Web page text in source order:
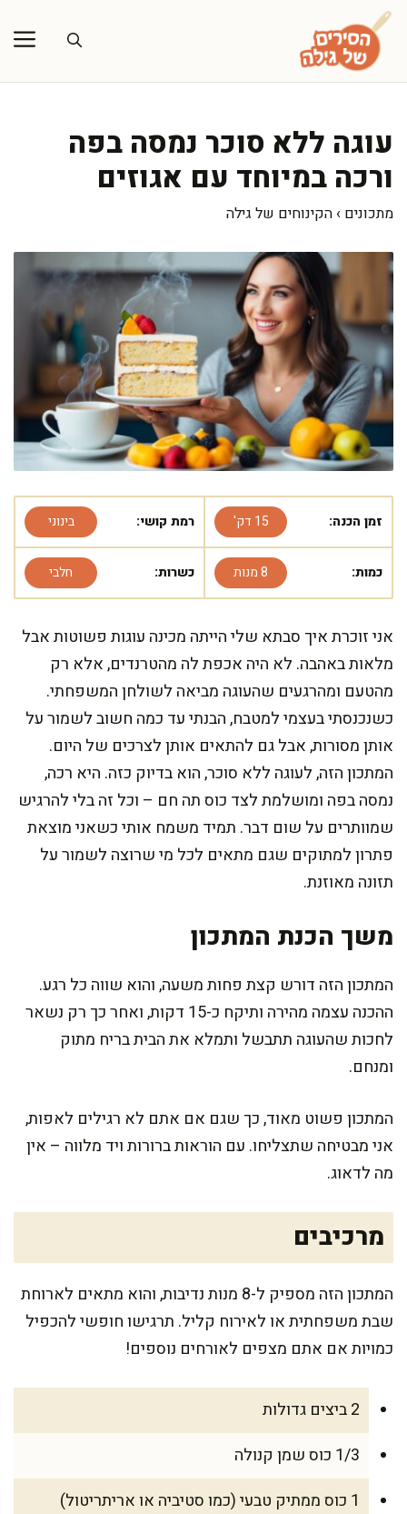
לדלג
לתוכן
עוגה ללא סוכר נמסה בפה
ורכה במיוחד עם אגוזים
מתכונים › הקינוחים של גילה
זמן הכנה: 15 דק' רמת קושי: בינוני
כמות: 8 מנות כשרות: חלבי
אני זוכרת איך סבתא שלי הייתה מכינה עוגות פשוטות אבל
מלאות באהבה. לא היה אכפת לה מהטרנדים, אלא רק
מהטעם ומהרגעים שהעוגה מביאה לשולחן המשפחתי.
כשנכנסתי בעצמי למטבח, הבנתי עד כמה חשוב לשמור על
אותן מסורות, אבל גם להתאים אותן לצרכים של היום.
המתכון הזה, לעוגה ללא סוכר, הוא בדיוק כזה. היא רכה,
נמסה בפה ומושלמת לצד כוס תה חם – וכל זה בלי להרגיש
שמוותרים על שום דבר. תמיד משמח אותי כשאני מוצאת
פתרון למתוקים שגם מתאים לכל מי שרוצה לשמור על
תזונה מאוזנת.
משך הכנת המתכון
המתכון הזה דורש קצת פחות משעה, והוא שווה כל רגע.
ההכנה עצמה מהירה ותיקח כ-15 דקות, ואחר כך רק נשאר
לחכות שהעוגה תתבשל ותמלא את הבית בריח מתוק
ומנחם.
המתכון פשוט מאוד, כך שגם אם אתם לא רגילים לאפות,
אני מבטיחה שתצליחו. עם הוראות ברורות ויד מלווה – אין
מה לדאוג.
מרכיבים
המתכון הזה מספיק ל-8 מנות נדיבות, והוא מתאים לארוחת
שבת משפחתית או לאירוח קליל. תרגישו חופשי להכפיל
כמויות אם אתם מצפים לאורחים נוספים!
2 ביצים גדולות
1/3 כוס שמן קנולה
1 כוס ממתיק טבעי (כמו סטיביה או אריתריטול)